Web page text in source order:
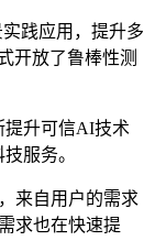
践应用，提升多
开放了鲁棒性测
升可信AI技术
服务。
来自用户的需求
求也在快速提